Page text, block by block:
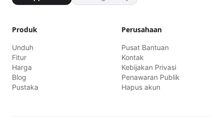
Produk
Unduh
Fitur
Harga
Blog
Pustaka
Perusahaan
Pusat Bantuan
Kontak
Kebijakan Privasi
Penawaran Publik
Hapus akun